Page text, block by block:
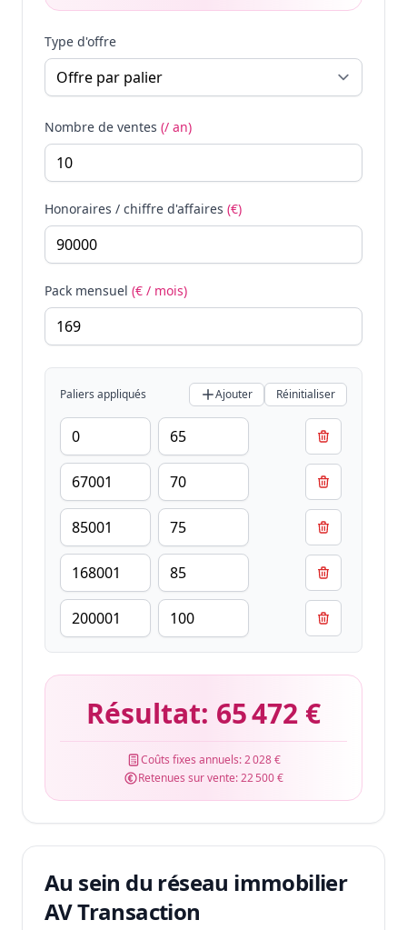
Type d'offre
Nombre de ventes (/ an)
Honoraires / chiffre d'affaires (€)
Pack mensuel (€ / mois)
Paliers appliqués Ajouter Réinitialiser
Résultat: 65 472 €
Coûts fixes annuels:2 028 €
Retenues sur vente:22 500 €
Au sein du réseau immobilier
AV Transaction